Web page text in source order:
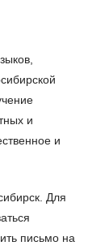
и
и
Для
письмо на